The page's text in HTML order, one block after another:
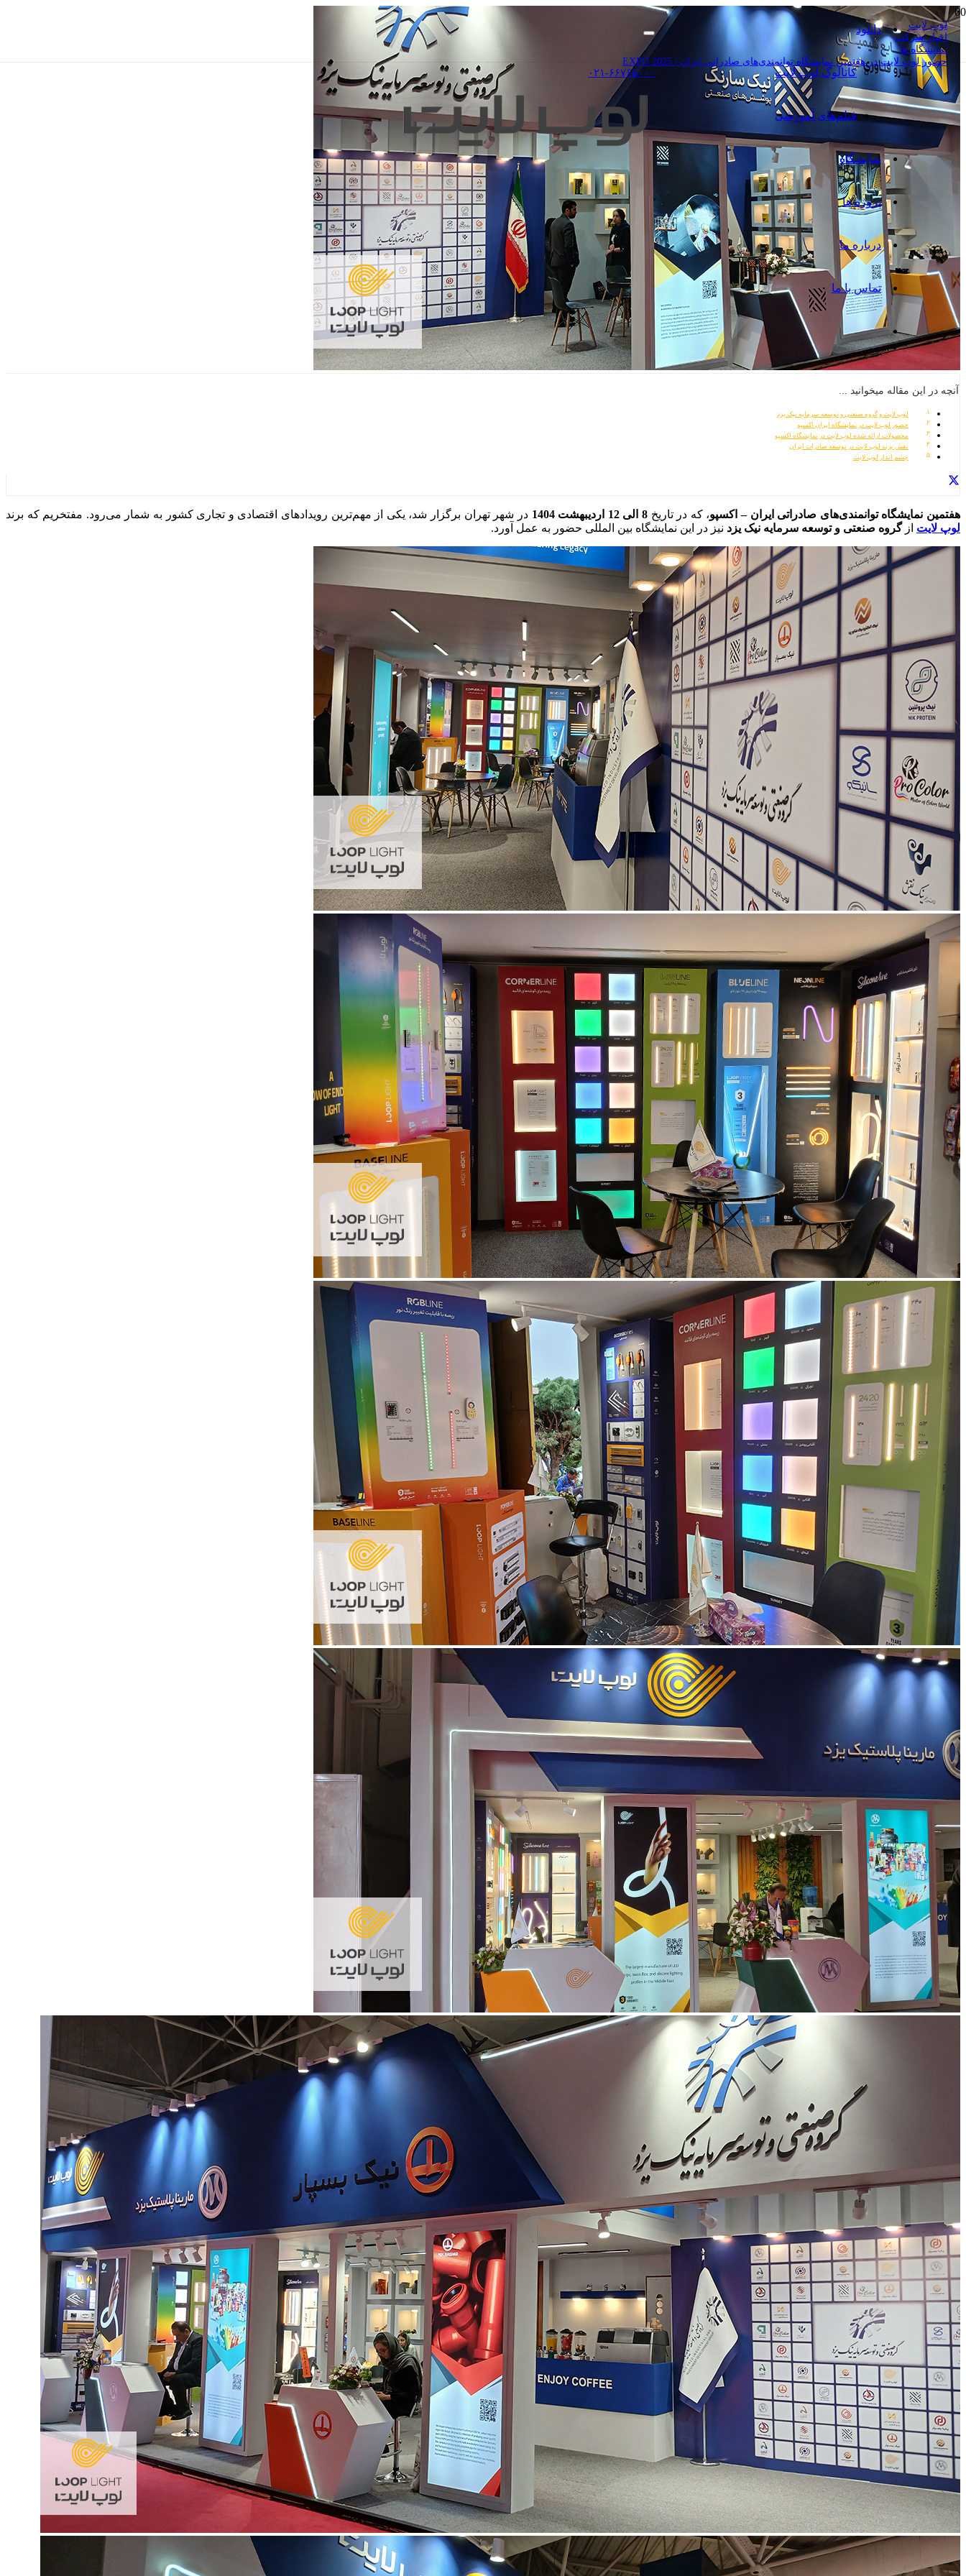
دانلود
کاتالوگ‌ لوپ لایت
فیلم‌های آموزشی
نمایشگاه
پروژه ها
درباره ما
تماس با ما
۰۲۱-۶۶۷۶۵۰۰۰
لوپ لایت
اخبار شرکت
نمایشگاه ها
حضور لوپ لایت در هفتمین نمایشگاه توانمندی‌های صادراتی ایران | 2025 EXPO
آنچه در این مقاله میخوانید ...
لوپ لایت و گروه صنعتی و توسعه سرمایه نیک یزد
حضور لوپ لایت در نمایشگاه ایران اکسپو
محصولات ارائه شده لوپ لایت در نمایشگاه اکسپو
نقش برند لوپ لایت در توسعه صادرات ایران
چشم‌ انداز لوپ لایت
هفتمین نمایشگاه توانمندی‌های صادراتی ایران – اکسپو، که در تاریخ8 الی 12 اردیبهشت 1404
در شهر تهران برگزار شد، یکی از مهم‌ترین رویدادهای اقتصادی و تجاری کشور به شمار می‌رود. مفتخریم که برند
لوپ لایت ازگروه صنعتی و توسعه سرمایه نیک یزد نیز در این نمایشگاه بین المللی حضور به عمل آورد.